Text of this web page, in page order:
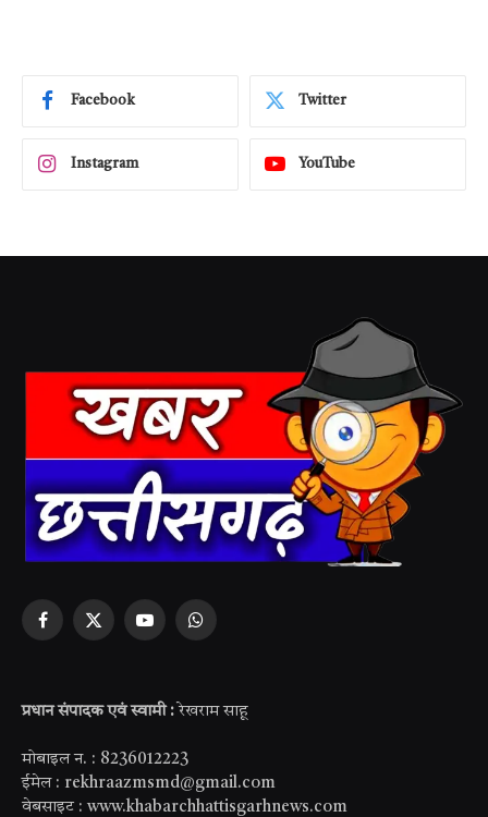
Facebook Twitter
Instagram YouTube
Facebook
X
YouTubeWhatsApp
प्रधान संपादक एवं स्वामी : रेखराम साहू
मोबाइल न. : 8236012223
ईमेल : rekhraazmsmd@gmail.com
वेबसाइट : www.khabarchhattisgarhnews.com